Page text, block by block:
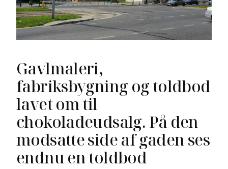
Gavlmaleri,
fabriksbygning og toldbod
lavet om til
chokoladeudsalg. På den
modsatte side af gaden ses
endnu en toldbod